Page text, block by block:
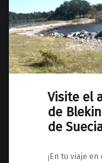
Visite el
de
de
¡En tu viaje